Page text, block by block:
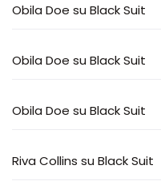
Obila Doe su Black Suit
Obila Doe su Black Suit
Obila Doe su Black Suit
Riva Collins su Black Suit